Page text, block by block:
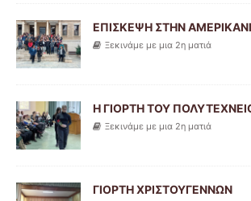
ΕΠΙΣΚΕΨΗ ΣΤΗΝ
Ξεκινάμε με μια 2η ματιά
Η ΓΙΟΡΤΗ ΤΟΥ
Ξεκινάμε με μια 2η ματιά
ΓΙΟΡΤΗ ΧΡΙΣΤΟΥΓΕΝΝΩΝ